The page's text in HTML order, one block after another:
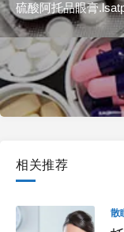
硫酸阿托品眼膏
相关推荐
散